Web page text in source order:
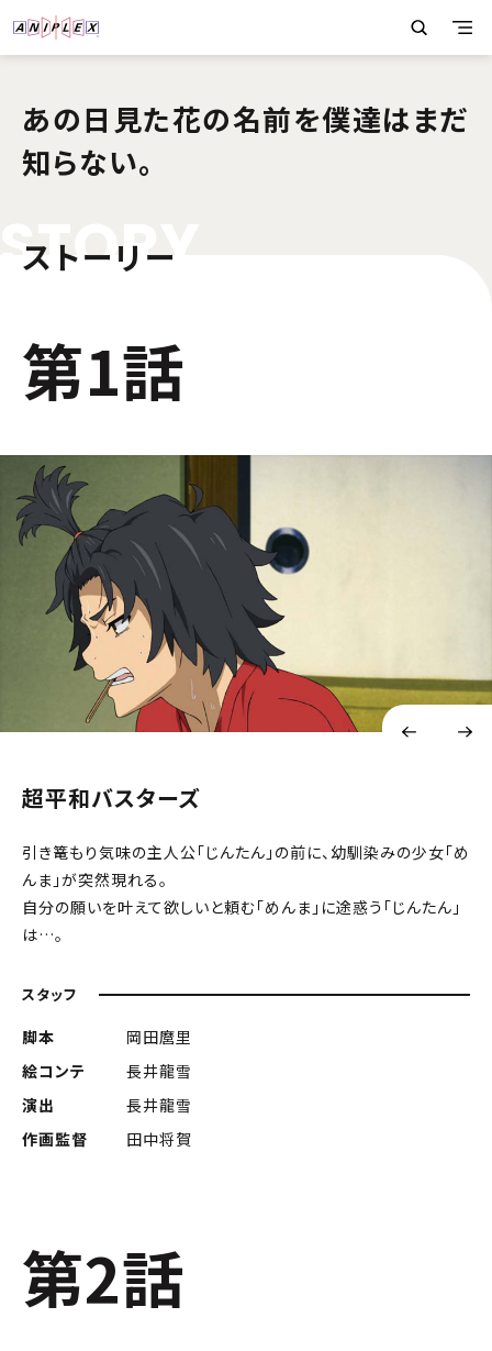
あの日見た花の名前を僕達はまだ
知らない。
STORY
ストーリー
第1話
超平和バスターズ
引き篭もり気味の主人公「じんたん」の前に、幼馴染みの少女「め
んま」が突然現れる。
自分の願いを叶えて欲しいと頼む「めんま」に途惑う「じんたん」
は…。
スタッフ
脚本
岡田麿里
絵コンテ
長井龍雪
演出
長井龍雪
作画監督
田中将賀
第2話